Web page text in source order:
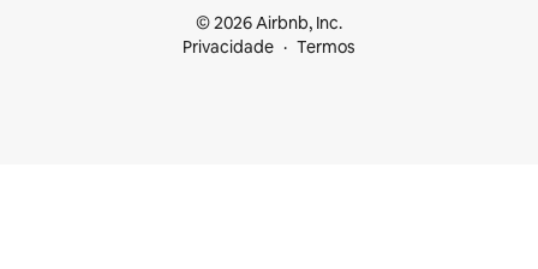
© 2026 Airbnb, Inc.
Privacidade
Termos